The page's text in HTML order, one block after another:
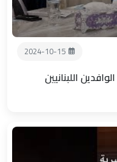
2024-10-15
اللبنانيين